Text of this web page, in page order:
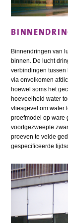
Binnendringen van
binnen. De lucht
verbindingen tussen
via onvolkomen
hoewel soms het
hoeveelheid water
vliesgevel om water
proefmodel op ware
voortgezweepte
proeven te velde
gespecificeerde